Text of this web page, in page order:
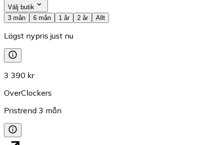
Välj butik
3 mån
6 mån 1 år 2 år Allt
Lägst nypris just nu
3 390 kr
OverClockers
Pristrend 3 mån